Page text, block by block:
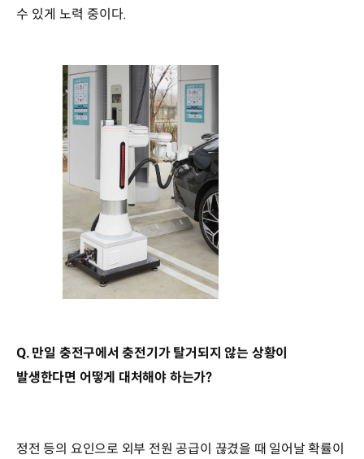
수 있게 노력 중이다.
Q. 만일 충전구에서 충전기가 탈거되지 않는 상황이
발생한다면 어떻게 대처해야 하는가?
정전 등의 요인으로 외부 전원 공급이 끊겼을 때 일어날 확률이